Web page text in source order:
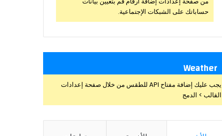
حساباتك على الشبكات الإجتماعية.
Weather
يجب عليك إضافة مفتاح API للطقس من خلال صفحة إعدادات
القالب > الدمج